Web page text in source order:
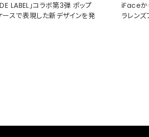
LABEL」コラボ第3弾 ポップ
ースで表現した新デザインを発
iFaceか
ラレン